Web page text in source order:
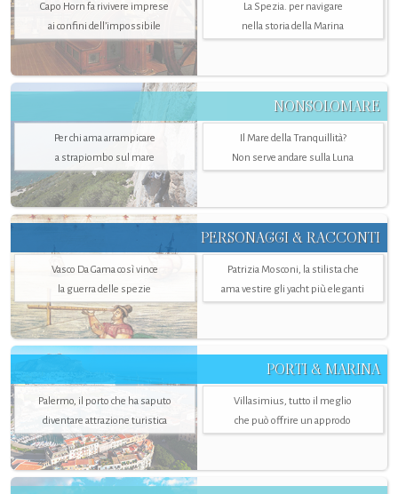
Capo Horn fa rivivere imprese
ai confini dell’impossibile
La Spezia. per navigare
nella storia della Marina
NONSOLOMARE
Per chi ama arrampicare
a strapiombo sul mare
Il Mare della Tranquillità?
Non serve andare sulla Luna
PERSONAGGI & RACCONTI
Vasco Da Gama così vince
la guerra delle spezie
Patrizia Mosconi, la stilista che
ama vestire gli yacht più eleganti
PORTI & MARINA
Palermo, il porto che ha saputo
diventare attrazione turistica
Villasimius, tutto il meglio
che può offrire un approdo